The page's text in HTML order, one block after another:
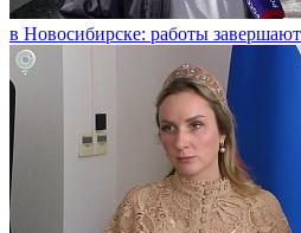
в Новосибирске: работы